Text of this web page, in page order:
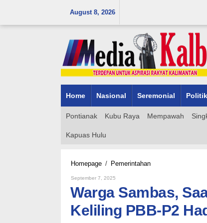
August 8, 2026
Home Nasional Seremonial Politik
Pontianak Kubu Raya Mempawah
Kapuas Hulu
Homepage / PemerintahanWarga
Tertib
Pajak!
Pelayanan
Keliling
September 7, 2025
Warga Sambas,
Keliling PBB-P2